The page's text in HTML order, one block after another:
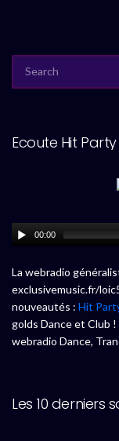
FOR:
Ecoute Hit Party
00:00
La webradio
exclusivemusic.fr/
nouveautés : Hit
golds Dance et Club
webradio Dance,
Les 10 derniers